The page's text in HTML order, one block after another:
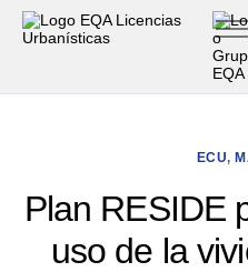
Servicios
ECU,
Plan RESIDE
uso de la